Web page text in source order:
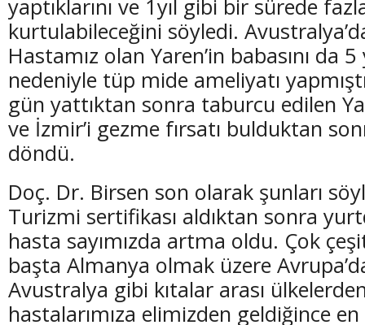
yaptıklarını ve 1yıl gibi bir sürede
kurtulabileceğini söyledi.
Hastamız olan Yaren’in babasını da
nedeniyle tüp mide ameliyatı
gün yattıktan sonra taburcu edilen
ve İzmir’i gezme fırsatı bulduktan
döndü.
Doç. Dr. Birsen son olarak şunları
Turizmi sertifikası aldıktan sonra
hasta sayımızda artma oldu. Çok
başta Almanya olmak üzere
Avustralya gibi kıtalar arası
hastalarımıza elimizden geldiğince